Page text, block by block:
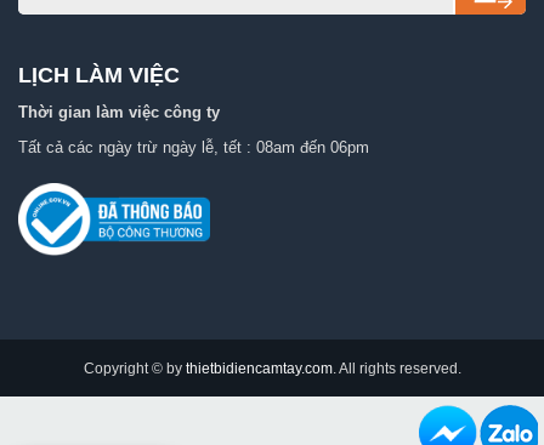
LỊCH LÀM VIỆC
Thời gian làm việc công ty
Tất cả các ngày trừ ngày lễ, tết : 08am đến 06pm
Copyright © by thietbidiencamtay.com. All rights reserved.